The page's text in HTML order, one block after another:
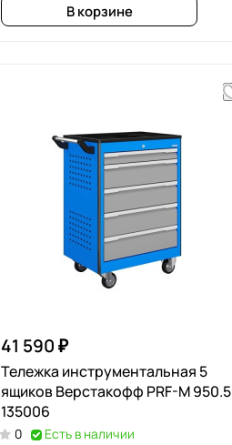
В корзине
41 590 ₽
Тележка инструментальная 5
ящиков Верстакофф PRF-M 950.5
135006
0 Есть в наличии